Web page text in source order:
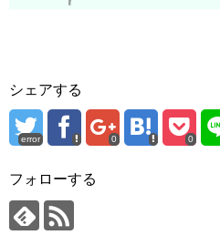
シェアする
error 0 0
フォローする